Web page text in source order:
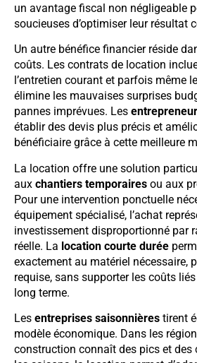
un avantage fiscal non négligeable
soucieuses d’optimiser leur résultat
Un autre bénéfice financier réside
coûts. Les contrats de location
l’entretien courant et parfois même
élimine les mauvaises surprises
pannes imprévues. Les
établir des devis plus précis et
bénéficiaire grâce à cette meilleure
La location offre une solution
aux chantiers temporaires ou aux
Pour une intervention ponctuelle
équipement spécialisé, l’achat
investissement disproportionné par
réelle. La location courte durée
exactement au matériel nécessaire,
requise, sans supporter les coûts
long terme.
Les entreprises saisonnières tirent
modèle économique. Dans les
construction connaît des pics et des